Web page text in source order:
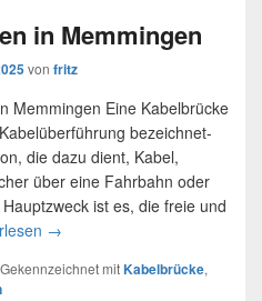
in Memmingen
von fritz
Memmingen Eine Kabelbrücke
bezeichnet-
die dazu dient, Kabel,
über eine Fahrbahn oder
ist es, die freie und
Kabelbrücke mieten in
→
Gekennzeichnet mitKabelbrücke,